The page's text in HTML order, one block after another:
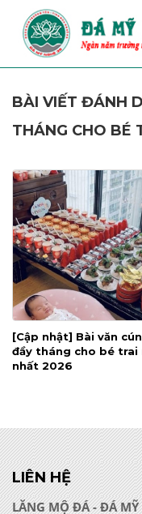
BÀI VIẾT ĐÁNH
THÁNG CHO BÉ
[Cập nhật] Bài văn
đầy tháng cho bé trai
nhất 2026
LIÊN HỆ
LĂNG MỘ ĐÁ - ĐÁ MỸ